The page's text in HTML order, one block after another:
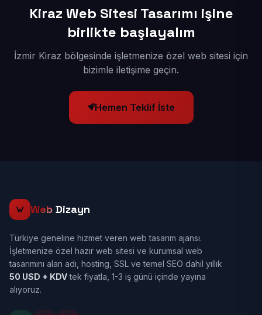
Kiraz Web Sitesi Tasarımı işine
birlikte başlayalım
İzmir Kiraz bölgesinde işletmenize özel web sitesi için
bizimle iletişime geçin.
Hemen Teklif İste
Web Dizayn
Türkiye geneline hizmet veren web tasarım ajansı.
İşletmenize özel hazır web sitesi ve kurumsal web
tasarımını alan adı, hosting, SSL ve temel SEO dahil yıllık
50 USD + KDVtek fiyatla, 1-3 iş günü içinde yayına
alıyoruz.